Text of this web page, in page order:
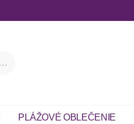
PLÁŽOVÉ OBLEČENIE